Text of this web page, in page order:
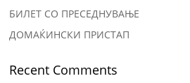
БИЛЕТ СО ПРЕСЕДНУВАЊЕ
ДОМАЌИНСКИ ПРИСТАП
Recent Comments